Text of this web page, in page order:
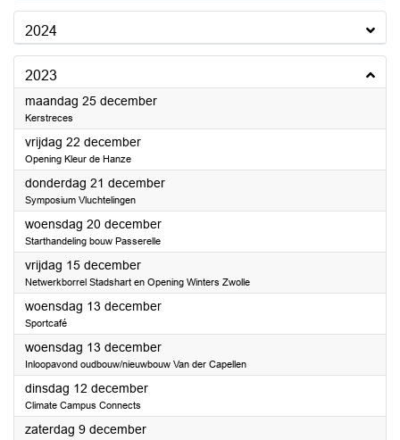
2024
2023
maandag 25 december2023
Kerstreces
vrijdag 22 december2023
Opening Kleur de Hanze
donderdag 21 december2023
Symposium Vluchtelingen
woensdag 20 december2023
Starthandeling bouw Passerelle
vrijdag 15 december2023
Netwerkborrel Stadshart en Opening Winters Zwolle
woensdag 13 december2023
Sportcafé
woensdag 13 december2023
Inloopavond oudbouw/nieuwbouw Van der Capellen
dinsdag 12 december2023
Climate Campus Connects
zaterdag 9 december2023